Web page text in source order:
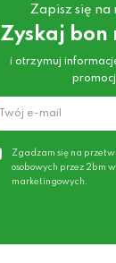
Zapisz się na
Zyskaj
i otrzymuj
Zgadzam się na
osobowych przez 2bm
marketingowych.